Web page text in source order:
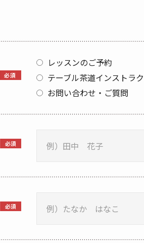
必須
レッスンのご予約
テーブル茶道インストラ
お問い合わせ・ご質問
必須
必須